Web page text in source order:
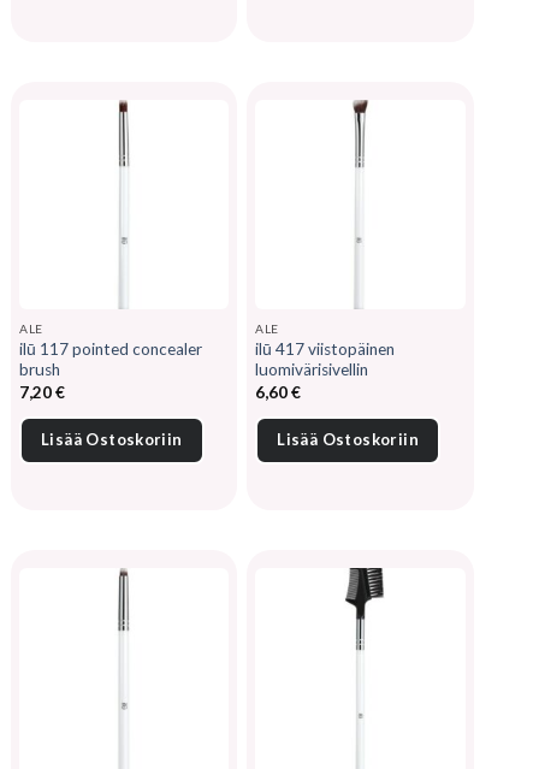
ALE
ilū 117 pointed concealer
brush
7,20€
Lisää Ostoskoriin
ALE
ilū 417 viistopäinen
luomivärisivellin
6,60€
Lisää Ostoskoriin